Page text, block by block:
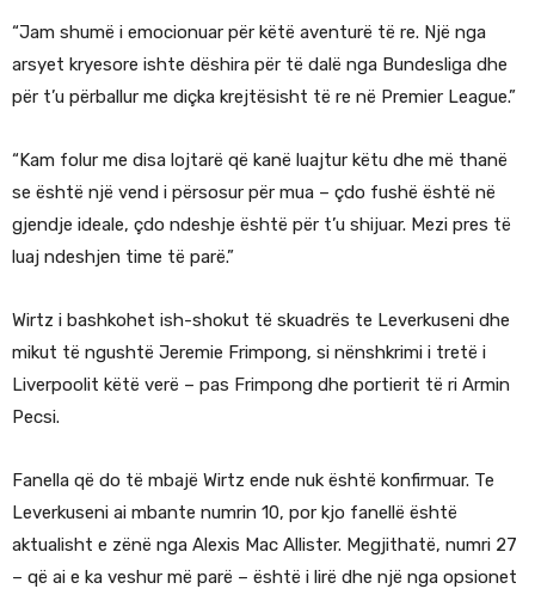
“Jam shumë i emocionuar për këtë aventurë të re. Një nga
arsyet kryesore ishte dëshira për të dalë nga Bundesliga dhe
për t’u përballur me diçka krejtësisht të re në Premier League.”
“Kam folur me disa lojtarë që kanë luajtur këtu dhe më thanë
se është një vend i përsosur për mua – çdo fushë është në
gjendje ideale, çdo ndeshje është për t’u shijuar. Mezi pres të
luaj ndeshjen time të parë.”
Wirtz i bashkohet ish-shokut të skuadrës te Leverkuseni dhe
mikut të ngushtë Jeremie Frimpong, si nënshkrimi i tretë i
Liverpoolit këtë verë – pas Frimpong dhe portierit të ri Armin
Pecsi.
Fanella që do të mbajë Wirtz ende nuk është konfirmuar. Te
Leverkuseni ai mbante numrin 10, por kjo fanellë është
aktualisht e zënë nga Alexis Mac Allister. Megjithatë, numri 27
– që ai e ka veshur më parë – është i lirë dhe një nga opsionet